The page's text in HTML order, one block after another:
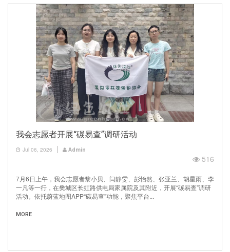
我会志愿者开展“碳易查”调研活动
Jul 06, 2026 Admin
516
7月6日上午，我会志愿者黎小贝、闫静雯、彭怡然、张亚兰、胡星雨、李
一凡等一行，在樊城区长虹路供电局家属院及其附近，开展“碳易查”调研
活动。依托蔚蓝地图APP“碳易查”功能，聚焦平台...
MORE